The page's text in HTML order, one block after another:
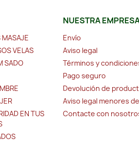
VELAS
SADO
EN TUS
NUESTRA
Envío
Aviso legal
Términos y
Pago seguro
Devolución de
Aviso legal menores
Contacte con